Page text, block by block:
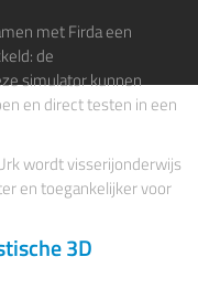
met Firda een
de
simulator kunnen
en direct testen in een
wordt visserijonderwijs
en toegankelijker voor
3D